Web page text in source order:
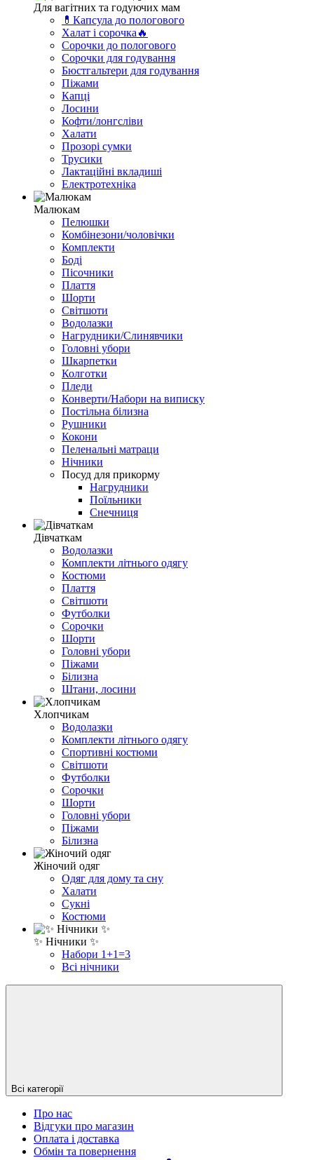
Для вагітних та годуючих мам
💊Капсула до пологового
Халат і сорочка🔥
Сорочки до пологового
Сорочки для годування
Бюстгальтери для годування
Піжами
Капці
Лосини
Кофти/лонгсліви
Халати
Прозорі сумки
Трусики
Лактаційні вкладиші
Електротехніка
Малюкам
Пелюшки
Комбінезони/чоловічки
Комплекти
Боді
Пісочники
Плаття
Шорти
Світшоти
Водолазки
Нагрудники/Слинявчики
Головні убори
Шкарпетки
Колготки
Пледи
Конверти/Набори на виписку
Постільна білизна
Рушники
Кокони
Пеленальні матраци
Нічники
Посуд для прикорму
Нагрудники
Поїльники
Снечниця
Дівчаткам
Водолазки
Комплекти літнього одягу
Костюми
Плаття
Світшоти
Футболки
Сорочки
Шорти
Головні убори
Піжами
Білизна
Штани, лосини
Хлопчикам
Водолазки
Комплекти літнього одягу
Спортивні костюми
Світшоти
Футболки
Сорочки
Шорти
Головні убори
Піжами
Білизна
Жіночий одяг
Одяг для дому та сну
Халати
Сукні
Костюми
✨ Нічники ✨
Набори 1+1=3
Всі нічники
Всі категорії
Про нас
Відгуки про магазин
Оплата і доставка
Обмін та повернення